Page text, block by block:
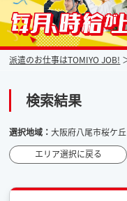
派遣なら毎月時給が上がるトミヨ
派遣のお仕事はTOMIYO JOB!
検索結果
選択地域：大阪府八尾市桜ケ丘
エリア選択に戻る